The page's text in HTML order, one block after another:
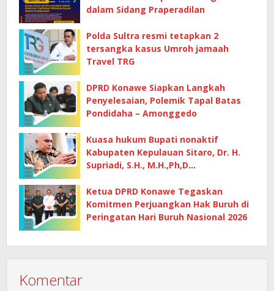
dalam Sidang Praperadilan
Polda Sultra resmi tetapkan 2
tersangka kasus Umroh jamaah
Travel TRG
DPRD Konawe Siapkan Langkah
Penyelesaian, Polemik Tapal Batas
Pondidaha – Amonggedo
Kuasa hukum Bupati nonaktif
Kabupaten Kepulauan Sitaro, Dr. H.
Supriadi, S.H., M.H.,Ph,D
kerugian negara
Ketua DPRD Konawe Tegaskan
Komitmen Perjuangkan Hak Buruh di
Peringatan Hari Buruh Nasional 2026
Komentar